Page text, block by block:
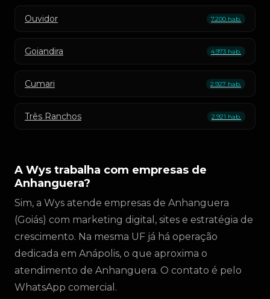
Ouvidor 7.200 hab.
Goiandira 4.973 hab.
Cumari 2.927 hab.
Três Ranchos 2.921 hab.
A Wys trabalha com empresas de
Anhanguera?
Sim, a Wys atende empresas de Anhanguera
(Goiás) com marketing digital, sites e estratégia de
crescimento. Na mesma UF já há operação
dedicada em Anápolis, o que aproxima o
atendimento de Anhanguera. O contato é pelo
WhatsApp comercial.